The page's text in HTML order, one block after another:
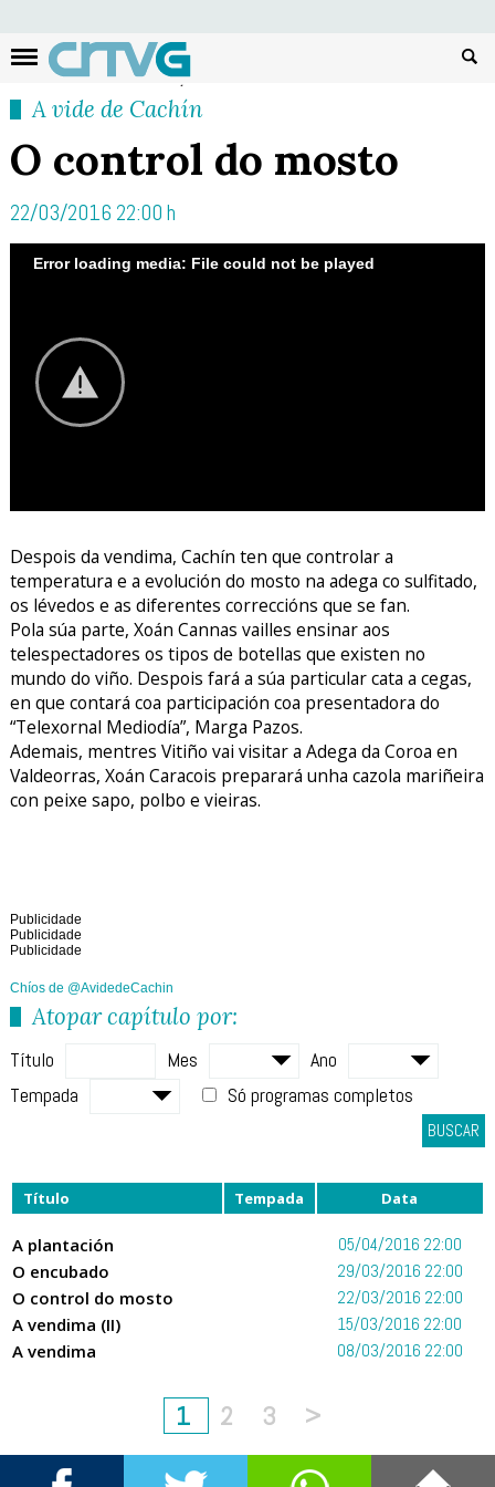
A vide de Cachín
O control do mosto
22/03/2016 22:00 h
Error loading media: File could not be played
Despois da vendima, Cachín ten que controlar a
temperatura e a evolución do mosto na adega co sulfitado,
os lévedos e as diferentes correccións que se fan.
Pola súa parte, Xoán Cannas vailles ensinar aos
telespectadores os tipos de botellas que existen no
mundo do viño. Despois fará a súa particular cata a cegas,
en que contará coa participación coa presentadora do
“Telexornal Mediodía”, Marga Pazos.
Ademais, mentres Vitiño vai visitar a Adega da Coroa en
Valdeorras, Xoán Caracois preparará unha cazola mariñeira
con peixe sapo, polbo e vieiras.
Publicidade
Publicidade
Publicidade
Chíos de @AvidedeCachin
Atopar capítulo por:
Título Mes
Ano
Tempada
Só programas completos
BUSCAR
Título Tempada Data
A plantación 05/04/2016 22:00
O encubado 29/03/2016 22:00
O control do mosto 22/03/2016 22:00
A vendima (II) 15/03/2016 22:00
A vendima 08/03/2016 22:00
1 2 3 >